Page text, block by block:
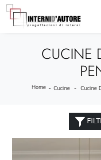
CUCINE
Home - Cucine - Cucine